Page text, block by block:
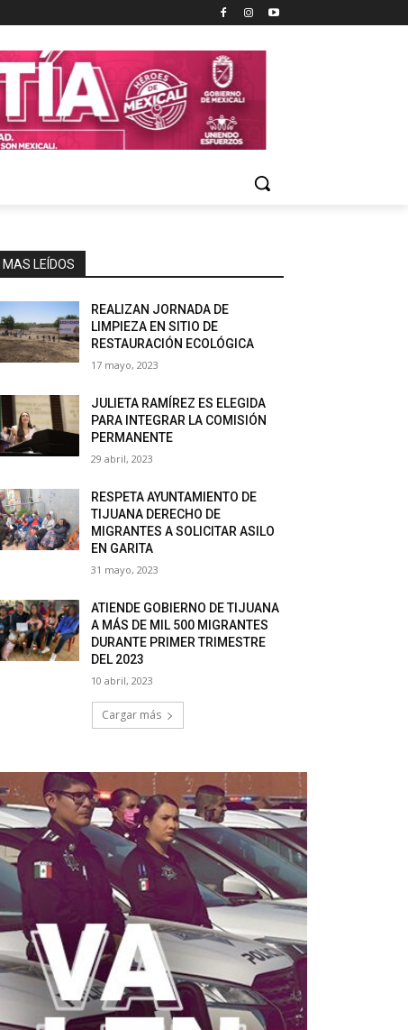
MAS LEÍDOS
REALIZAN JORNADA DE
LIMPIEZA EN SITIO DE
RESTAURACIÓN ECOLÓGICA
17 mayo, 2023
JULIETA RAMÍREZ ES ELEGIDA
PARA INTEGRAR LA COMISIÓN
PERMANENTE
29 abril, 2023
RESPETA AYUNTAMIENTO DE
TIJUANA DERECHO DE
MIGRANTES A SOLICITAR ASILO
EN GARITA
31 mayo, 2023
ATIENDE GOBIERNO DE TIJUANA
A MÁS DE MIL 500 MIGRANTES
DURANTE PRIMER TRIMESTRE
DEL 2023
10 abril, 2023
Cargar más